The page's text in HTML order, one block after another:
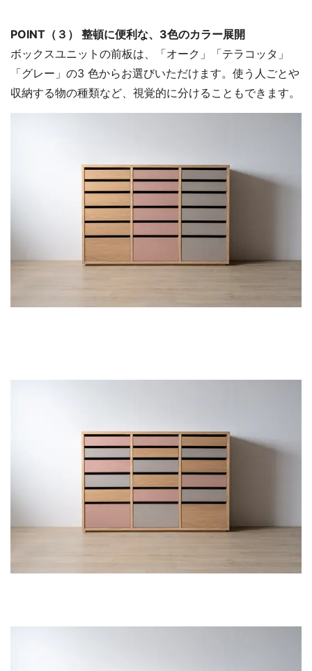
POINT（３） 整頓に便利な、3色のカラー展開
ボックスユニットの前板は、「オーク」「テラコッタ」
「グレー」の3 色からお選びいただけます。使う人ごとや
収納する物の種類など、視覚的に分けることもできます。